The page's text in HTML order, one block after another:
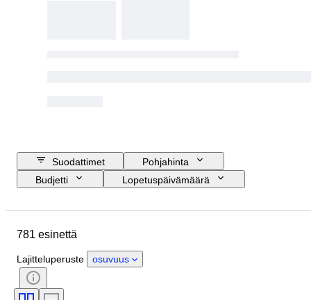
Suodattimet
Pohjahinta
Budjetti
Lopetuspäivämäärä
Materiaali
Vaatekoko
Kuosi
Mukana asusteet
Malli
781 esinettä
Lajitteluperuste osuvuus